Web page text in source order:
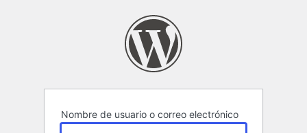
Nombre de usuario o correo electrónico